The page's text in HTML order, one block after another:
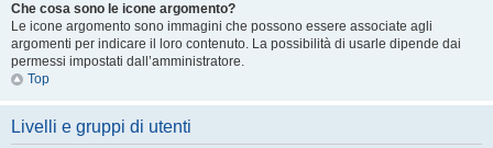
Che cosa sono le icone argomento?
Le icone argomento sono immagini che possono essere associate agli
argomenti per indicare il loro contenuto. La possibilità di usarle dipende dai
permessi impostati dall’amministratore.
Top
Livelli e gruppi di utenti